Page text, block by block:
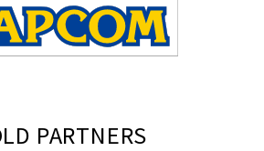
PARTNERS